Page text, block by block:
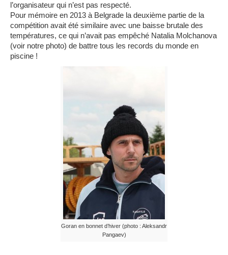
l’organisateur qui n’est pas respecté.
Pour mémoire en 2013 à Belgrade la deuxième partie de la
compétition avait été similaire avec une baisse brutale des
températures, ce qui n’avait pas empêché Natalia Molchanova
(voir notre photo) de battre tous les records du monde en
piscine !
Goran en bonnet d’hiver (photo : Aleksandr
Pangaev)